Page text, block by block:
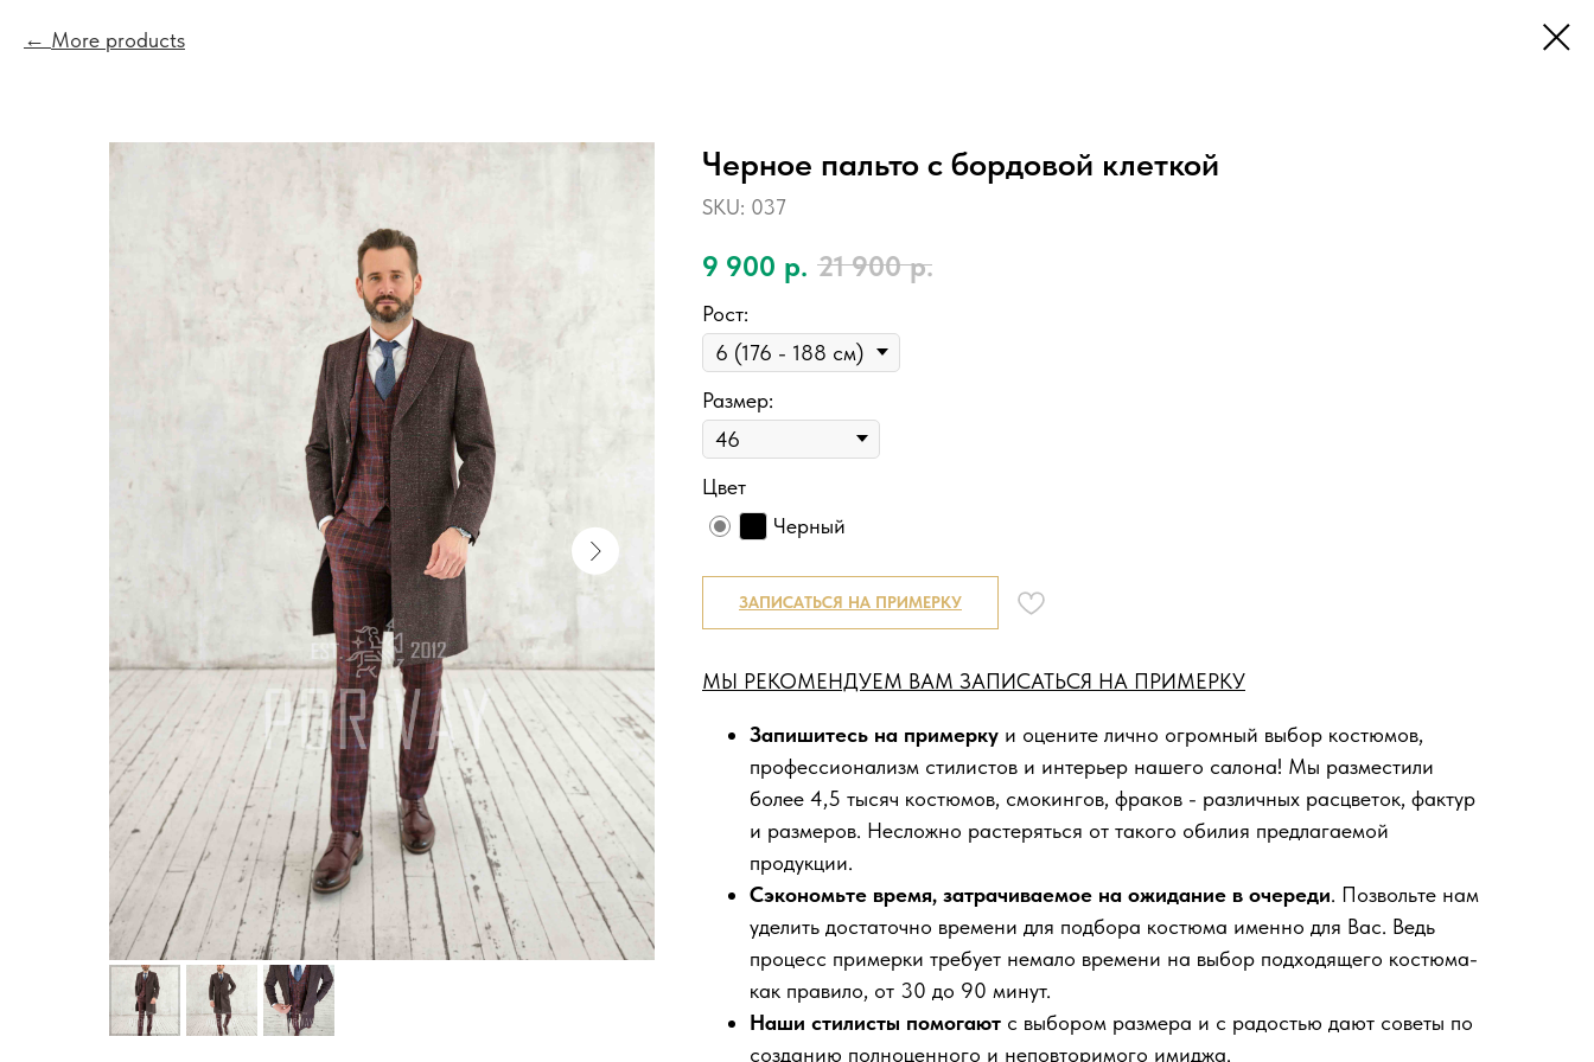
More products
Черное пальто с бордовой клеткой
SKU: 037
9 900 р. 21 900 р.
Рост:
Размер:
Цвет
Черный
ЗАПИСАТЬСЯ НА ПРИМЕРКУ
МЫ РЕКОМЕНДУЕМ ВАМ ЗАПИСАТЬСЯ НА ПРИМЕРКУ
Запишитесь на примерку и оцените лично огромный выбор костюмов,
профессионализм стилистов и интерьер нашего салона! Мы разместили
более 4,5 тысяч костюмов, смокингов, фраков - различных расцветок, фактур
и размеров. Несложно растеряться от такого обилия предлагаемой
продукции.
Сэкономьте время, затрачиваемое на ожидание в очереди. Позвольте нам
уделить достаточно времени для подбора костюма именно для Вас. Ведь
процесс примерки требует немало времени на выбор подходящего костюма-
как правило, от 30 до 90 минут.
Наши стилисты помогают с выбором размера и с радостью дают советы по
созданию полноценного и неповторимого имиджа.